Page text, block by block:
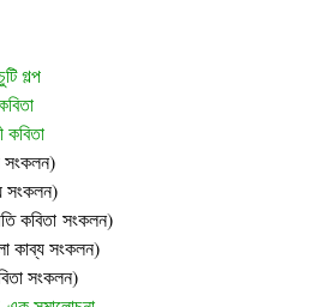
গল্প
কবিতা
সংকলন)
সংকলন)
কবিতা সংকলন)
কাব্য সংকলন)
সংকলন)